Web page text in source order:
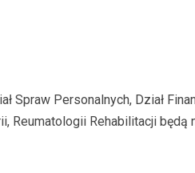
Spraw Personalnych, Dział
Reumatologii Rehabilitacji będą